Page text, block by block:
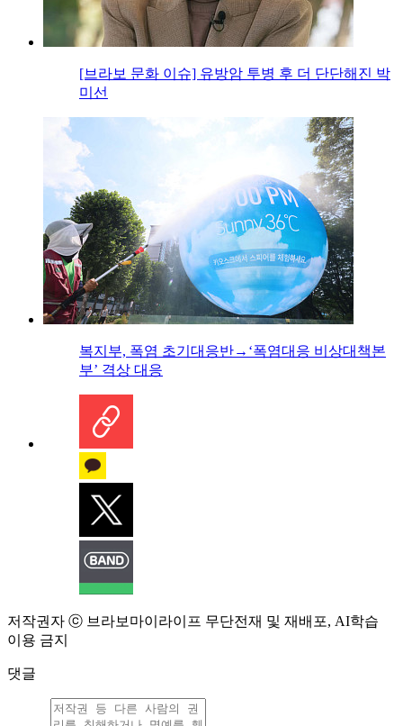
[브라보 문화 이슈] 유방암 투병 후 더 단단해진 박
미선
복지부, 폭염 초기대응반→‘폭염대응 비상대책본
부’ 격상 대응
저작권자 ⓒ 브라보마이라이프 무단전재 및 재배포, AI학습
이용 금지
댓글